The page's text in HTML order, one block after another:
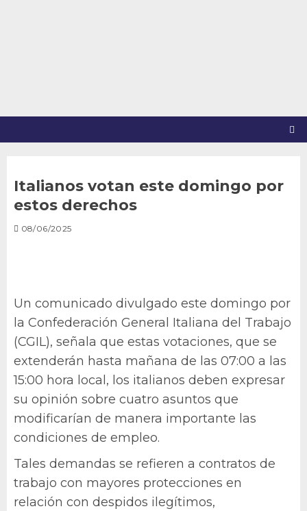
Italianos votan este domingo por
estos derechos
08/06/2025
Un comunicado divulgado este domingo por
la Confederación General Italiana del Trabajo
(CGIL), señala que estas votaciones, que se
extenderán hasta mañana de las 07:00 a las
15:00 hora local, los italianos deben expresar
su opinión sobre cuatro asuntos que
modificarían de manera importante las
condiciones de empleo.
Tales demandas se refieren a contratos de
trabajo con mayores protecciones en
relación con despidos ilegítimos,